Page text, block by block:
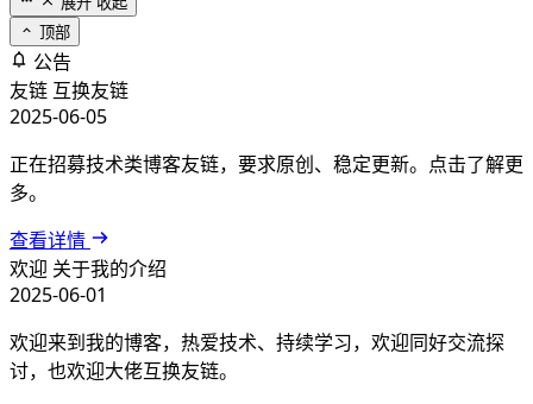
顶部
公告
友链 互换友链
2025-06-05
正在招募技术类博客友链，要求原创、稳定更新。点击了解更
多。
查看详情
欢迎 关于我的介绍
2025-06-01
欢迎来到我的博客，热爱技术、持续学习，欢迎同好交流探
讨，也欢迎大佬互换友链。